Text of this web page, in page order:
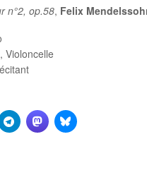
n°2, op.58, Felix
Violoncelle